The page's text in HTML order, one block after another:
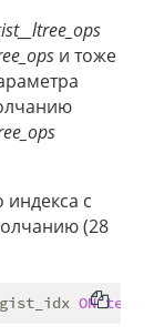
и тоже
с
(28
ON test